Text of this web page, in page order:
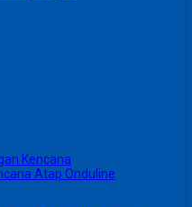
Kencana
Atap Onduline